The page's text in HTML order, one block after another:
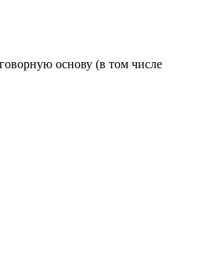
основу (в том числе